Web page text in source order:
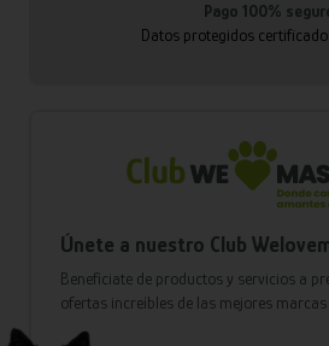
Pago 100%
Datos protegidos
Únete a nuestro Club
Benefíciate de productos y servicios a
ofertas increíbles de las mejores marcas